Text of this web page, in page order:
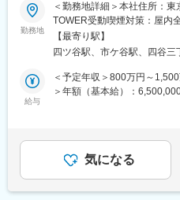
■当社について
現在、ウェルスナビでは、
タをもとに、資産運用だけ
のお金に関する悩みや不安を
2025年3月には三菱UFJ銀行
トフォームを中核機能とし
※ウェルスナビは三菱UFJ銀
た準備を進めています。そ
■業務内容：
当社の財務本部にて、
横断し、必要に応じて金融
資金管理・資金調達業務をご
（※以下には将来的に展望す
（格付取得、CP・社債発行
行）
勤務地
＜勤務地詳細＞本社住所：
TOWER受動喫煙対策：屋内
業所（リモートワーク含む）
【最寄り駅】
四ツ谷駅、市ケ谷駅、四谷三
給与
＜予定年収＞800万円～
＞年額（基本給）：
業手当＞有＜給与補足＞※経
規定により決定賃金はあく
て上下する可能性がありま
です。
気になる